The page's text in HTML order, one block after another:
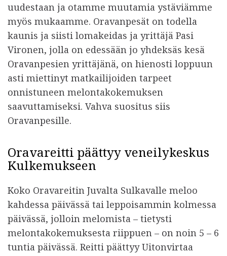
uudestaan ja otamme muutamia ystäviämme
myös mukaamme. Oravanpesät on todella
kaunis ja siisti lomakeidas ja yrittäjä Pasi
Vironen, jolla on edessään jo yhdeksäs kesä
Oravanpesien yrittäjänä, on hienosti loppuun
asti miettinyt matkailijoiden tarpeet
onnistuneen melontakokemuksen
saavuttamiseksi. Vahva suositus siis
Oravanpesille.
Oravareitti päättyy veneilykeskus
Kulkemukseen
Koko Oravareitin Juvalta Sulkavalle meloo
kahdessa päivässä tai leppoisammin kolmessa
päivässä, jolloin melomista – tietysti
melontakokemuksesta riippuen – on noin 5 – 6
tuntia päivässä. Reitti päättyy Uitonvirtaa